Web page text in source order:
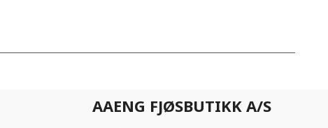
AAENG FJØSBUTIKK A/S